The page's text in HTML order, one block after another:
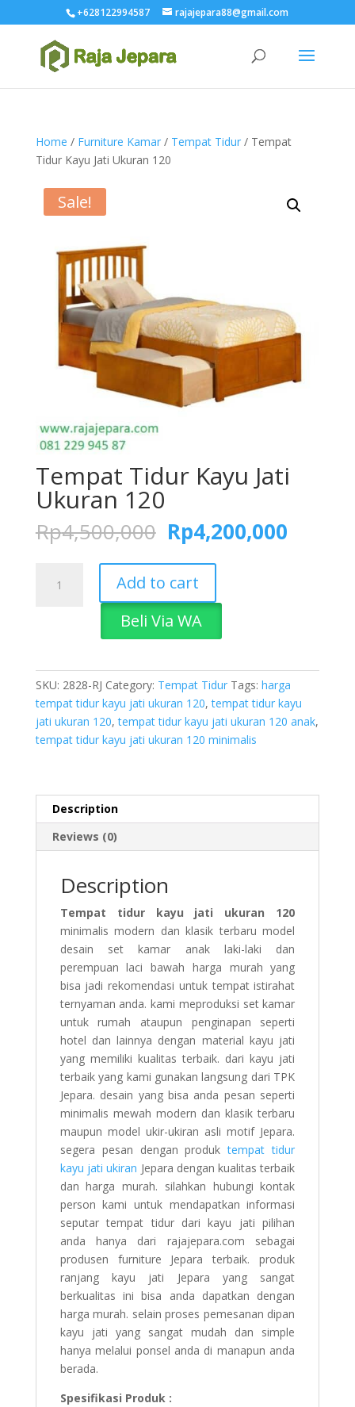
+628122994587 rajajepara88@gmail.com
Home / Furniture Kamar/ Tempat Tidur/ Tempat
Tidur Kayu Jati Ukuran 120
Sale!
Tempat Tidur Kayu Jati
Ukuran 120
Rp4,500,000 Original
price
was:
Rp4,500,000.
Rp4,200,000
Tidur
quantity
Add to cart
Beli Via WA
SKU: 2828-RJ Category: Tempat Tidur Tags: harga
tempat tidur kayu jati ukuran 120,tempat tidur kayu
jati ukuran 120,tempat tidur kayu jati ukuran 120 anak,
tempat tidur kayu jati ukuran 120 minimalis
Description
Reviews (0)
Description
Tempat tidur kayu jati ukuran 120
minimalis modern dan klasik terbaru model
desain set kamar anak laki-laki dan
perempuan laci bawah harga murah yang
bisa jadi rekomendasi untuk tempat istirahat
ternyaman anda. kami meproduksi set kamar
untuk rumah ataupun penginapan seperti
hotel dan lainnya dengan material kayu jati
yang memiliki kualitas terbaik. dari kayu jati
terbaik yang kami gunakan langsung dari TPK
Jepara. desain yang bisa anda pesan seperti
minimalis mewah modern dan klasik terbaru
maupun model ukir-ukiran asli motif Jepara.
segera pesan dengan produktempat tidur
kayu jati ukiran Jepara dengan kualitas terbaik
dan harga murah. silahkan hubungi kontak
person kami untuk mendapatkan informasi
seputar tempat tidur dari kayu jati pilihan
anda hanya dari rajajepara.com sebagai
produsen furniture Jepara terbaik. produk
ranjang kayu jati Jepara yang sangat
berkualitas ini bisa anda dapatkan dengan
harga murah. selain proses pemesanan dipan
kayu jati yang sangat mudah dan simple
hanya melalui ponsel anda di manapun anda
berada.
Spesifikasi Produk :